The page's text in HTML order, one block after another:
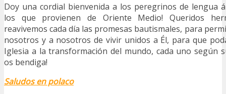
Doy una cordial bienvenida a los peregrinos de lengua
los que provienen de Oriente Medio! Queridos
reavivemos cada día las promesas bautismales, para
nosotros y a nosotros de vivir unidos a Él, para que
Iglesia a la transformación del mundo, cada uno según
os bendiga!
Saludos en polaco